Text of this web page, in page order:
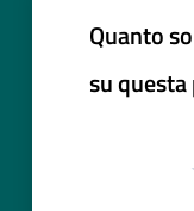
Quanto
su